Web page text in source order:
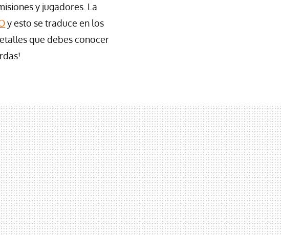
y jugadores. La
y esto se traduce en los
que debes conocer